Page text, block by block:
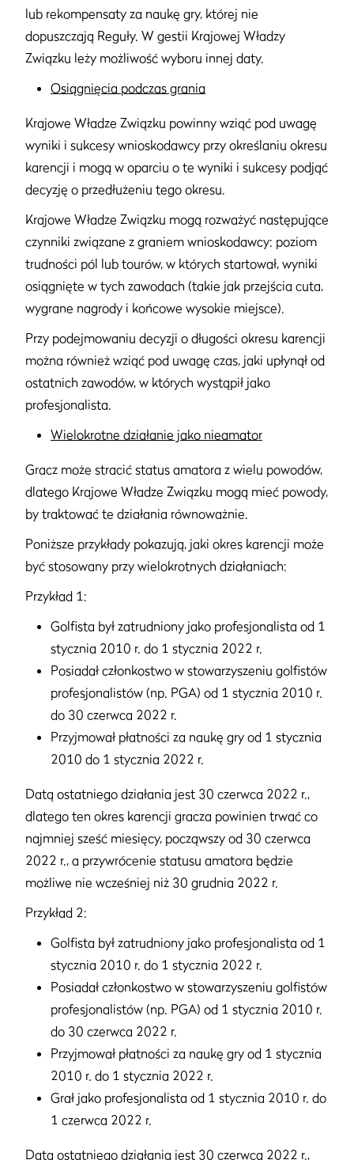
lub rekompensaty za naukę gry, której nie
dopuszczają Reguły. W gestii Krajowej Władzy
Związku leży możliwość wyboru innej daty.
Osiągnięcia podczas grania
Krajowe Władze Związku powinny wziąć pod uwagę
wyniki i sukcesy wnioskodawcy przy określaniu okresu
karencji i mogą w oparciu o te wyniki i sukcesy podjąć
decyzję o przedłużeniu tego okresu.
Krajowe Władze Związku mogą rozważyć następujące
czynniki związane z graniem wnioskodawcy: poziom
trudności pól lub tourów, w których startował, wyniki
osiągnięte w tych zawodach (takie jak przejścia cuta,
wygrane nagrody i końcowe wysokie miejsce).
Przy podejmowaniu decyzji o długości okresu karencji
można również wziąć pod uwagę czas, jaki upłynął od
ostatnich zawodów, w których wystąpił jako
profesjonalista.
Wielokrotne działanie jako nieamator
Gracz może stracić status amatora z wielu powodów,
dlatego Krajowe Władze Związku mogą mieć powody,
by traktować te działania równoważnie.
Poniższe przykłady pokazują, jaki okres karencji może
być stosowany przy wielokrotnych działaniach:
Przykład 1:
Golfista był zatrudniony jako profesjonalista od 1
stycznia 2010 r. do 1 stycznia 2022 r.
Posiadał członkostwo w stowarzyszeniu golfistów
profesjonalistów (np. PGA) od 1 stycznia 2010 r.
do 30 czerwca 2022 r.
Przyjmował płatności za naukę gry od 1 stycznia
2010 do 1 stycznia 2022 r.
Datą ostatniego działania jest 30 czerwca 2022 r.,
dlatego ten okres karencji gracza powinien trwać co
najmniej sześć miesięcy, począwszy od 30 czerwca
2022 r., a przywrócenie statusu amatora będzie
możliwe nie wcześniej niż 30 grudnia 2022 r.
Przykład 2:
Golfista był zatrudniony jako profesjonalista od 1
stycznia 2010 r. do 1 stycznia 2022 r.
Posiadał członkostwo w stowarzyszeniu golfistów
profesjonalistów (np. PGA) od 1 stycznia 2010 r.
do 30 czerwca 2022 r.
Przyjmował płatności za naukę gry od 1 stycznia
2010 r. do 1 stycznia 2022 r.
Grał jako profesjonalista od 1 stycznia 2010 r. do
1 czerwca 2022 r.
Datą ostatniego działania jest 30 czerwca 2022 r.,